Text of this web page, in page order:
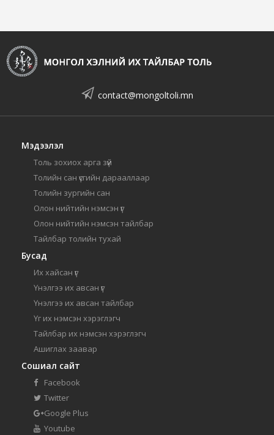
contact@mongoltoli.mn
Мэдээлэл
Толь зохиох арга зүй
Толийн сан үсгийн дарааллаар
Толийн зургийн сан
Олон нийтийн нэмсэн үг
Олон нийтийн нэмсэн тайлбар
Тайлбар толийн тухай
Бусад
Их хайсан үг
Үнэлгээ их авсан үг
Үнэлгээ их авсан тайлбар
Үг их нэмсэн хэрэглэгч
Тайлбар их нэмсэн хэрэглэгч
Ашиглах заавар
Сошиал сайт
Facebook
Twitter
Google Plus
Youtube